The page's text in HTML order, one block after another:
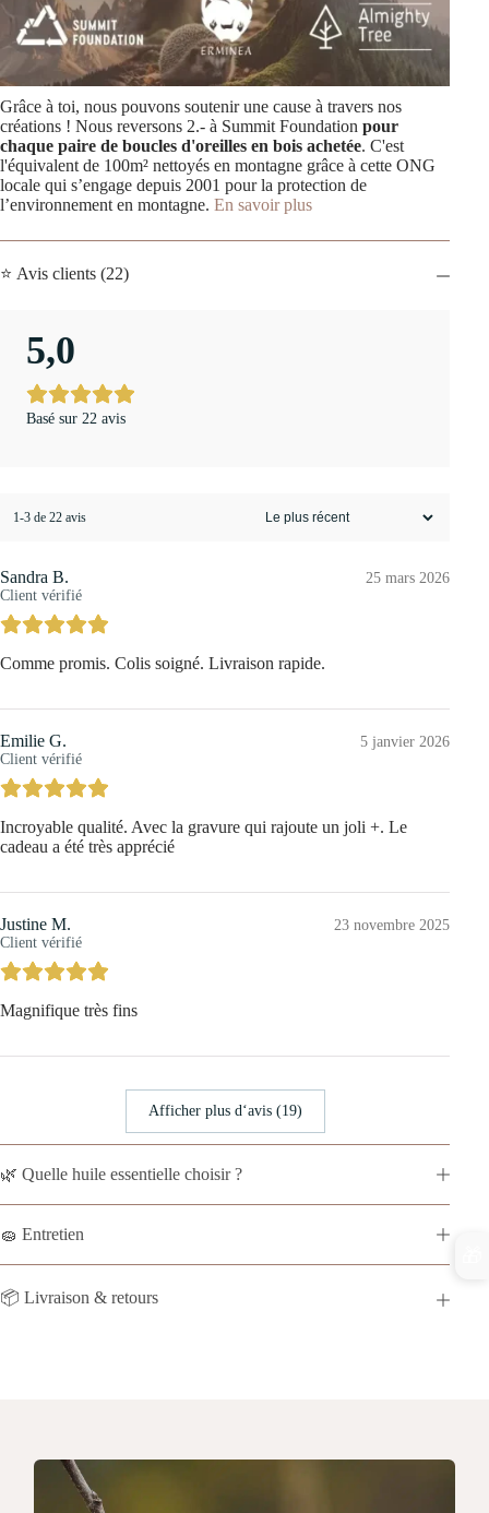
Grâce à toi, nous pouvons soutenir une cause à travers nos
créations ! Nous reversons 2.- à Summit Foundation pour
chaque paire de boucles d'oreilles en bois achetée. C'est
l'équivalent de 100m² nettoyés en montagne grâce à cette ONG
locale qui s’engage depuis 2001 pour la protection de
l’environnement en montagne. En savoir plus
⭐ Avis clients (22)
5,0
Basé sur 22 avis
1-3 de 22 avis
Sandra B.
Client vérifié
25 mars 2026
Comme promis. Colis soigné. Livraison rapide.
Emilie G.
Client vérifié
5 janvier 2026
Incroyable qualité. Avec la gravure qui rajoute un joli +. Le
cadeau a été très apprécié
Justine M.
Client vérifié
23 novembre 2025
Magnifique très fins
Afficher plus d‘avis (19)
🌿 Quelle huile essentielle choisir ?
🧽 Entretien
📦 Livraison & retours